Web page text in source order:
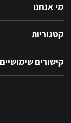
מי אנחנו
קטגוריות
קישורים שימושיים